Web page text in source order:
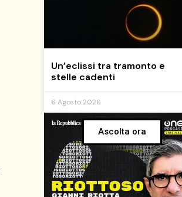
Un’eclissi tra tramonto e
stelle cadenti
6 Agosto 2026
Ascolta ora